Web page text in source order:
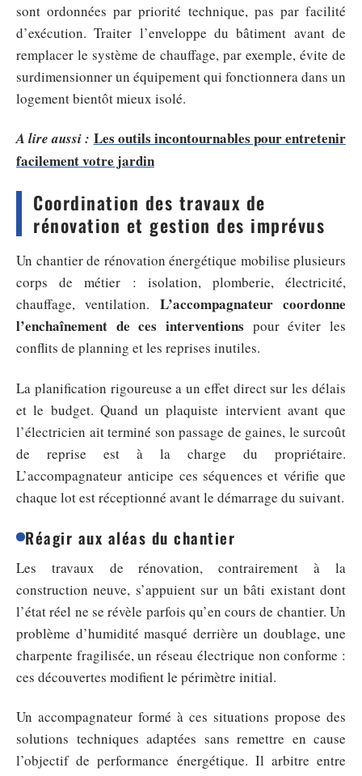
sont ordonnées par priorité technique, pas par facilité
d’exécution. Traiter l’enveloppe du bâtiment avant de
remplacer le système de chauffage, par exemple, évite de
surdimensionner un équipement qui fonctionnera dans un
logement bientôt mieux isolé.
A lire aussi : Les outils incontournables pour entretenir
facilement votre jardin
Coordination des travaux de
rénovation et gestion des imprévus
Un chantier de rénovation énergétique mobilise plusieurs
corps de métier : isolation, plomberie, électricité,
chauffage, ventilation. L’accompagnateur coordonne
l’enchaînement de ces interventions pour éviter les
conflits de planning et les reprises inutiles.
La planification rigoureuse a un effet direct sur les délais
et le budget. Quand un plaquiste intervient avant que
l’électricien ait terminé son passage de gaines, le surcoût
de reprise est à la charge du propriétaire.
L’accompagnateur anticipe ces séquences et vérifie que
chaque lot est réceptionné avant le démarrage du suivant.
Réagir aux aléas du chantier
Les travaux de rénovation, contrairement à la
construction neuve, s’appuient sur un bâti existant dont
l’état réel ne se révèle parfois qu’en cours de chantier. Un
problème d’humidité masqué derrière un doublage, une
charpente fragilisée, un réseau électrique non conforme :
ces découvertes modifient le périmètre initial.
Un accompagnateur formé à ces situations propose des
solutions techniques adaptées sans remettre en cause
l’objectif de performance énergétique. Il arbitre entre